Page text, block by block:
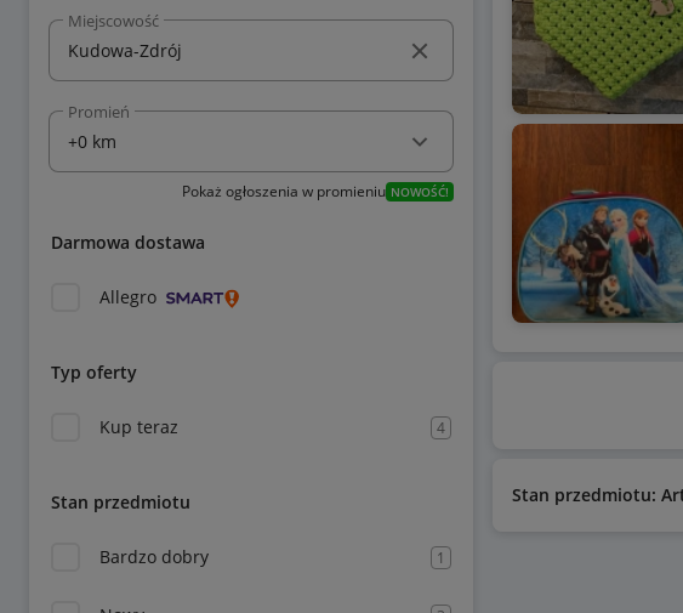
Miejscowość
Promień
Pokaż ogłoszenia w promieniu NOWOŚĆ!
Darmowa dostawa
Allegro
Typ oferty
Kup teraz 4
Stan przedmiotu
Bardzo dobry 1
Stan przedmiotu: